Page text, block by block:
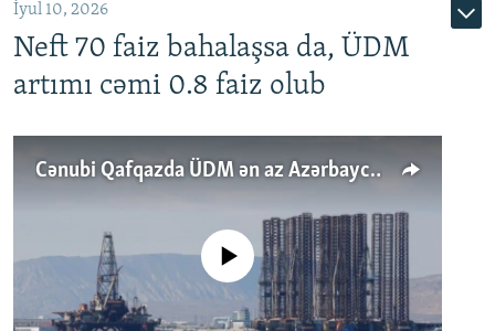
İyul 10, 2026
Neft 70 faiz bahalaşsa da, ÜDM
artımı cəmi 0.8 faiz olub
Cənubi Qafqazda ÜDM ən az Azərbaycanda artır: Qonşuları niyə Bakını qabaqlaya bilir?
No media source currently available